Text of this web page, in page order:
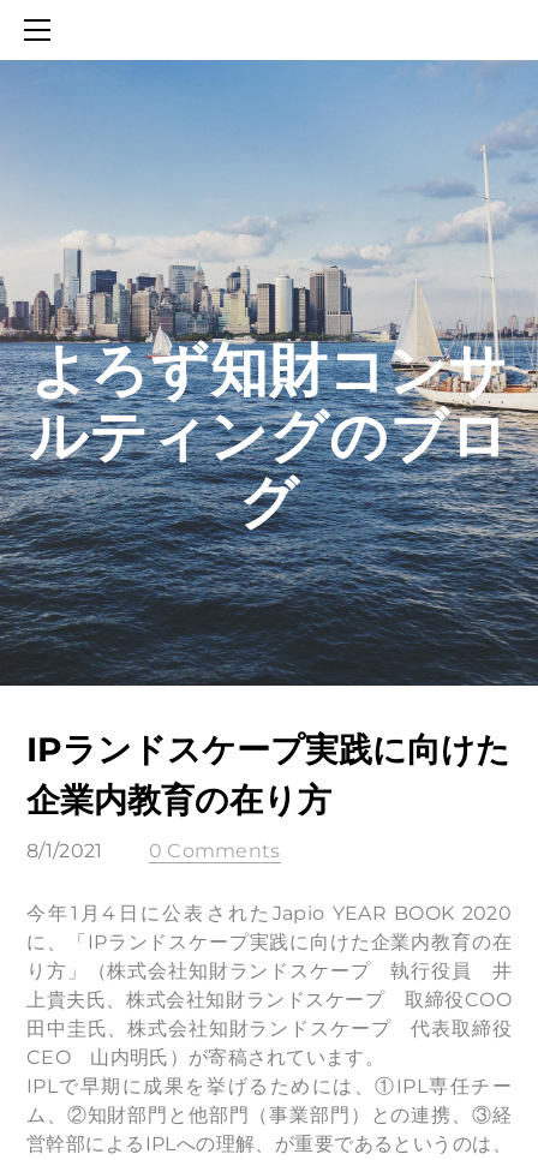
​よろず知財コンサ
ルティングのブロ
グ
IPランドスケープ実践に向けた
企業内教育の在り方
8/1/2021 0 Comments
今年1月4日に公表されたJapio YEAR BOOK 2020
に、「IPランドスケープ実践に向けた企業内教育の在
り方」（株式会社知財ランドスケープ 執行役員 井
上貴夫氏、株式会社知財ランドスケープ 取締役COO
田中圭氏、株式会社知財ランドスケープ 代表取締役
CEO 山内明氏）が寄稿されています。
IPLで早期に成果を挙げるためには、①IPL専任チー
ム、②知財部門と他部門（事業部門）との連携、③経
営幹部によるIPLへの理解、が重要であるというのは、
SERVICES
知財活動のROICへの貢献
生成AIを活用した知財戦略の策定方法
生成AIとの「壁打ち」で、新たな発明を創出する方法